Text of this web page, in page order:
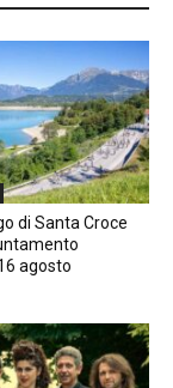
di Santa Croce
agosto